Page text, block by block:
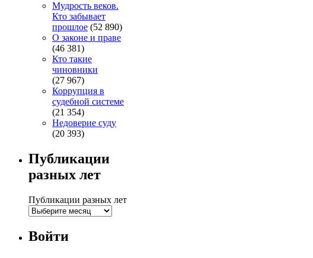
Мудрость веков.
Кто забывает
прошлое (52 890)
О законе и праве
(46 381)
Кто такие
чиновники
(27 967)
Коррупция в
судебной системе
(21 354)
Недоверие суду
(20 393)
Публикации
разных лет
Публикации разных лет
Войти